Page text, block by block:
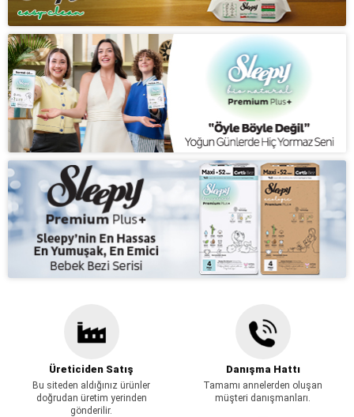
Üreticiden Satış
Bu siteden aldığınız ürünler
doğrudan üretim yerinden
gönderilir.
Danışma Hattı
Tamamı annelerden oluşan
müşteri danışmanları.